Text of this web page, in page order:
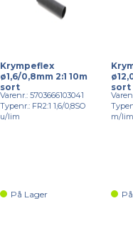
Krympeflex
ø1,6/0,8mm 2:1 10m
sort
Varenr.: 5703666103041
Typenr.: FR2:1 1,6/0,8SO
u/lim
På Lager
sort
m/lim